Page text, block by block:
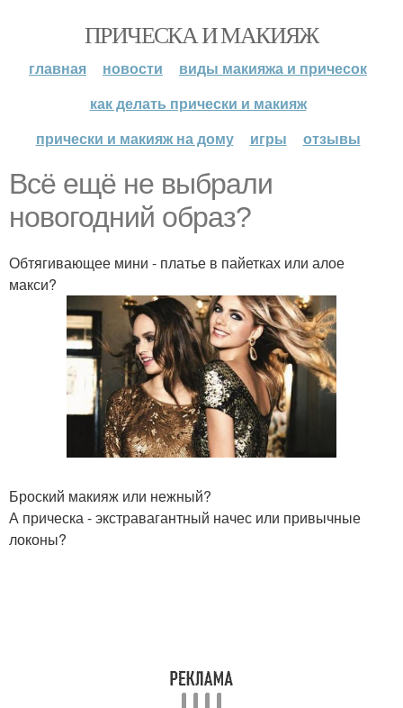
ПРИЧЕСКА И МАКИЯЖ
главная новости
виды макияжа и причесок
как делать прически и макияж
прически и макияж на дому
игры отзывы
Всё ещё не выбрали
новогодний образ?
Обтягивающее мини - платье в пайетках или алое
макси?
Броский макияж или нежный?
А прическа - экстравагантный начес или привычные
локоны?